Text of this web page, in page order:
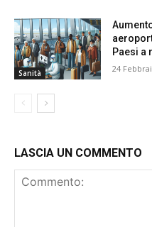
Sanità
Paesi a
24
LASCIA UN COMMENTO